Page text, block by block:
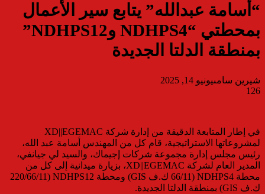
“أسامة عبدالله” يتابع سير الأعمال
بمحطتي “NDHPS4 وNDHPS12”
بمنطقة الدلتا الجديدة
شيرين سامىيونيو 14, 2025
126
في إطار المتابعة الدقيقة من إدارة شركة XD||EGEMAC
لمشروعاتها الاستراتيجية، قام كل من المهندس أسامة عبد الله،
رئيس مجلس إدارة مجموعة شركات إجيماك، والسيد لي جيانفي،
المدير العام لشركة XD||EGEMAC، بزيارة ميدانية إلى كل من
محطة NDHPS4 (66/11 ك.ف GIS) ومحطة NDHPS12 (220/66/11
ك.ف GIS) بمنطقة الدلتا الجديدة.